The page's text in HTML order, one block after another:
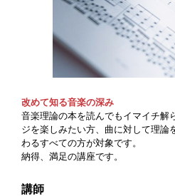
改めて知る音楽の深み
音楽理論の本を読んでもイマイチ解
ジを楽しみたい方、曲に対して理論
わるすべての方が対象です。
納得、満足の講座です。
講師